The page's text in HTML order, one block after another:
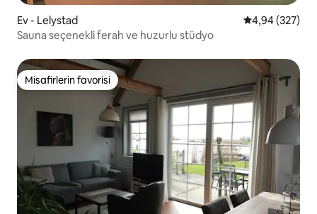
Ev - Lelystad 5 üzerinden
4,94 (327)
Sauna seçenekli ferah ve huzurlu stüdyo
Misafirlerin favorisi
Misafirlerin favorisi